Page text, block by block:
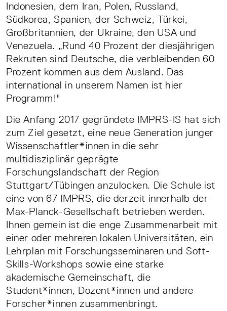
Indonesien, dem Iran, Polen, Russland,
Südkorea, Spanien, der Schweiz, Türkei,
Großbritannien, der Ukraine, den USA und
Venezuela. „Rund 40 Prozent der diesjährigen
Rekruten sind Deutsche, die verbleibenden 60
Prozent kommen aus dem Ausland. Das
international in unserem Namen ist hier
Programm!"
Die Anfang 2017 gegründete IMPRS-IS hat sich
zum Ziel gesetzt, eine neue Generation junger
Wissenschaftler*innen in die sehr
multidisziplinär geprägte
Forschungslandschaft der Region
Stuttgart/Tübingen anzulocken. Die Schule ist
eine von 67 IMPRS, die derzeit innerhalb der
Max-Planck-Gesellschaft betrieben werden.
Ihnen gemein ist die enge Zusammenarbeit mit
einer oder mehreren lokalen Universitäten, ein
Lehrplan mit Forschungsseminaren und Soft-
Skills-Workshops sowie eine starke
akademische Gemeinschaft, die
Student*innen, Dozent*innen und andere
Forscher*innen zusammenbringt.